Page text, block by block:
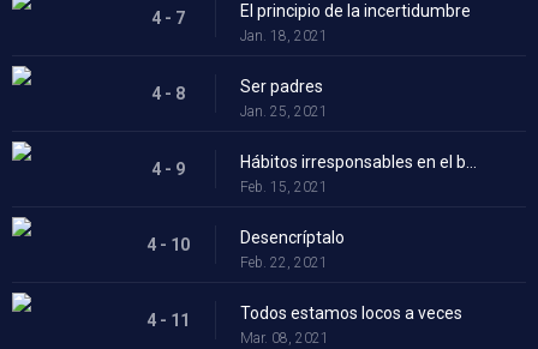
4 - 7 El principio de la incertidumbre
Jan. 18, 2021
4 - 8 Ser padres
Jan. 25, 2021
4 - 9 Hábitos irresponsables en el bufé de ensaladas
Feb. 15, 2021
4 - 10 Desencríptalo
Feb. 22, 2021
4 - 11 Todos estamos locos a veces
Mar. 08, 2021